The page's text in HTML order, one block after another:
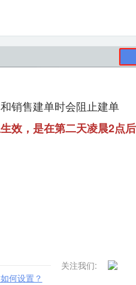
销售建单时会阻止建单
效，是在第二天凌晨2点
关注我们:
何设置？